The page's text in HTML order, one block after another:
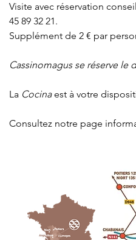
Visite avec réservation
45 89 32 21.
Supplément de 2 € par
Cassinomagus se réserve le
La Cocina est à votre
Consultez notre page